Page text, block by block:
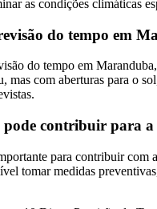
as condições climáticas
do tempo em
do tempo em
com aberturas para o
contribuir para a
para contribuir com
tomar medidas